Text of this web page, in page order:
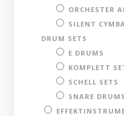
ORCHESTER
SILENT
DRUM SETS
E DRUMS
KOMPLETT
SCHELL SETS
SNARE